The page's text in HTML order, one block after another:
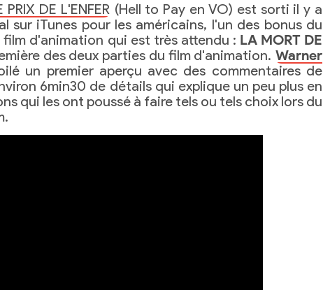
DE L'ENFER (Hell to Pay en VO) est sorti il y a
sur iTunes pour les américains, l'un des bonus du
d'animation qui est très attendu : LA MORT DE
des deux parties du film d'animation. Warner
un premier aperçu avec des commentaires de
6min30 de détails qui explique un peu plus en
qui les ont poussé à faire tels ou tels choix lors du